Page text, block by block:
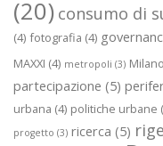
(20) consumo di
(4) fotografia (4)
MAXXI (4) metropoli (3) Milano
partecipazione (5)
urbana (4) politiche urbane
progetto (3) ricerca (5)